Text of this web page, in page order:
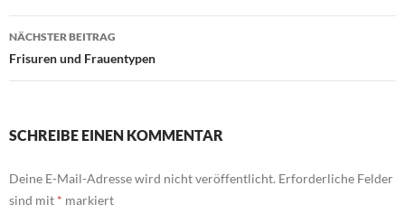
NÄCHSTER BEITRAG
Frisuren und Frauentypen
SCHREIBE EINEN KOMMENTAR
Deine E-Mail-Adresse wird nicht veröffentlicht. Erforderliche Felder
sind mit * markiert